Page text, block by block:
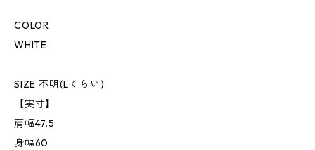
COLOR
WHITE
SIZE 不明(Lくらい)
【実寸】
肩幅47.5
身幅60